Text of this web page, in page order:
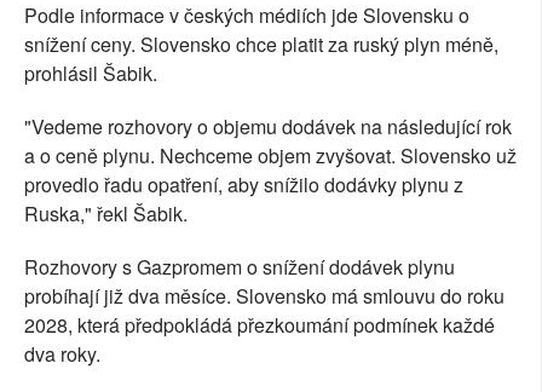
Podle informace v českých médiích jde Slovensku o
snížení ceny. Slovensko chce platit za ruský plyn méně,
prohlásil Šabik.
"Vedeme rozhovory o objemu dodávek na následující rok
a o ceně plynu. Nechceme objem zvyšovat. Slovensko už
provedlo řadu opatření, aby snížilo dodávky plynu z
Ruska," řekl Šabik.
Rozhovory s Gazpromem o snížení dodávek plynu
probíhají již dva měsíce. Slovensko má smlouvu do roku
2028, která předpokládá přezkoumání podmínek každé
dva roky.